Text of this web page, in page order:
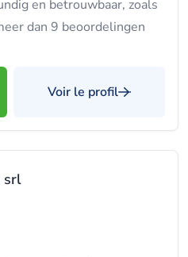
en betrouwbaar, zoals
dan 9 beoordelingen
Voir le profil
srl